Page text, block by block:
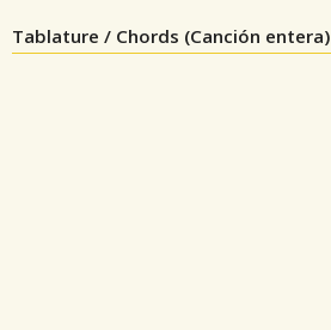
Tablature / Chords (Canción entera)